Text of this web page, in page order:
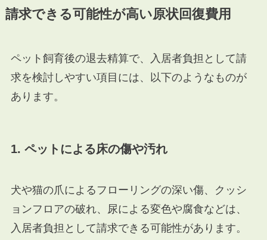
請求できる可能性が高い原状回復費用
ペット飼育後の退去精算で、入居者負担として請
求を検討しやすい項目には、以下のようなものが
あります。
1. ペットによる床の傷や汚れ
犬や猫の爪によるフローリングの深い傷、クッシ
ョンフロアの破れ、尿による変色や腐食などは、
入居者負担として請求できる可能性があります。